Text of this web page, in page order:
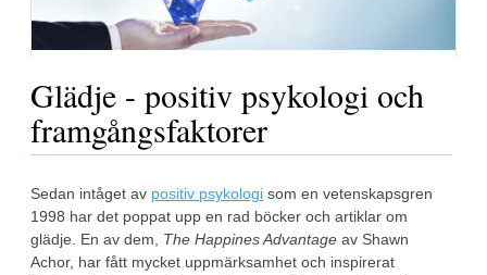
Glädje - positiv psykologi och
framgångsfaktorer
Sedan intåget av positiv psykologi som en vetenskapsgren
1998 har det poppat upp en rad böcker och artiklar om
glädje. En av dem, The Happines Advantage av Shawn
Achor, har fått mycket uppmärksamhet och inspirerat